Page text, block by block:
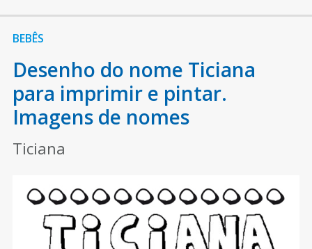
BEBÊS
Desenho do nome Ticiana
para imprimir e pintar.
Imagens de nomes
Ticiana